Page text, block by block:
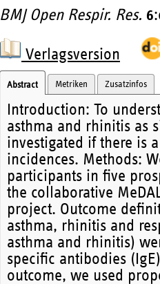
BMJ Open Respir. Res. 6
Verlagsversion
Abstract Metriken Zusatzinfos
Introduction: To
asthma and rhinitis as
investigated if there is
incidences. Methods:
participants in five
the collaborative
project. Outcome
asthma, rhinitis and
asthma and rhinitis)
specific antibodies
outcome, we used